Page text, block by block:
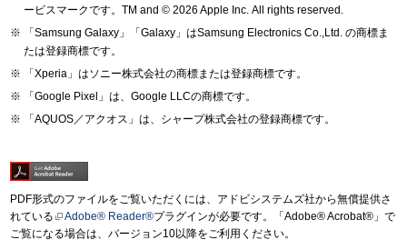
ービスマークです。TM and © 2026 Apple Inc. All rights reserved.
「Samsung Galaxy」「Galaxy」はSamsung Electronics Co.,Ltd. の商標ま
たは登録商標です。
「Xperia」はソニー株式会社の商標または登録商標です。
「Google Pixel」は、Google LLCの商標です。
「AQUOS／アクオス」は、シャープ株式会社の登録商標です。
PDF形式のファイルをご覧いただくには、アドビシステムズ社から無償提供さ
れている
Adobe® Reader®プラグインが必要です。「Adobe® Acrobat®」で
ご覧になる場合は、バージョン10以降をご利用ください。